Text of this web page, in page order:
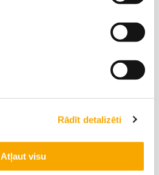
Rādīt detalizēti
Atļaut visu